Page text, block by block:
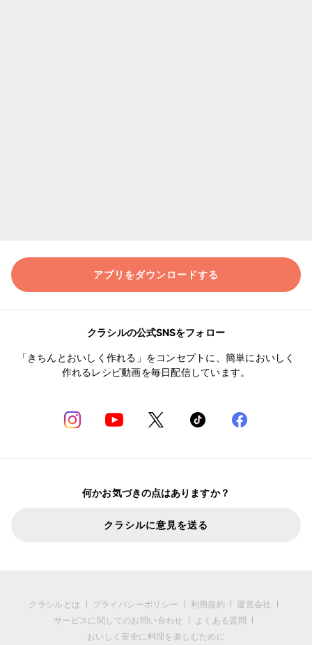
アプリをダウンロードする
クラシルの公式SNSをフォロー
「きちんとおいしく作れる」をコンセプトに、簡単においしく
作れるレシピ動画を毎日配信しています。
何かお気づきの点はありますか？
クラシルに意見を送る
クラシルとは プライバシーポリシー 利用規約
運営会社
サービスに関してのお問い合わせ
よくある質問
おいしく安全に料理を楽しむために